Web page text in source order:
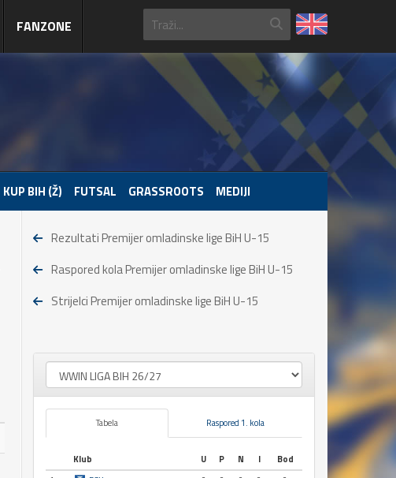
FANZONE
KUP BIH (Ž) FUTSAL GRASSROOTS MEDIJI
Rezultati Premijer omladinske lige BiH U-15
Raspored kola Premijer omladinske lige BiH U-15
Strijelci Premijer omladinske lige BiH U-15
Tabela Raspored 1. kola
Klub U P N I
Bod